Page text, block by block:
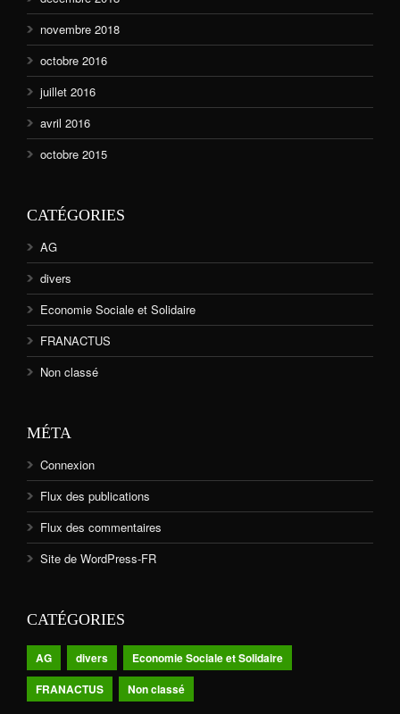
novembre 2018
octobre 2016
juillet 2016
avril 2016
octobre 2015
CATÉGORIES
AG
divers
Economie Sociale et Solidaire
FRANACTUS
Non classé
MÉTA
Connexion
Flux des publications
Flux des commentaires
Site de WordPress-FR
CATÉGORIES
AG divers
Economie Sociale et Solidaire
FRANACTUS
Non classé